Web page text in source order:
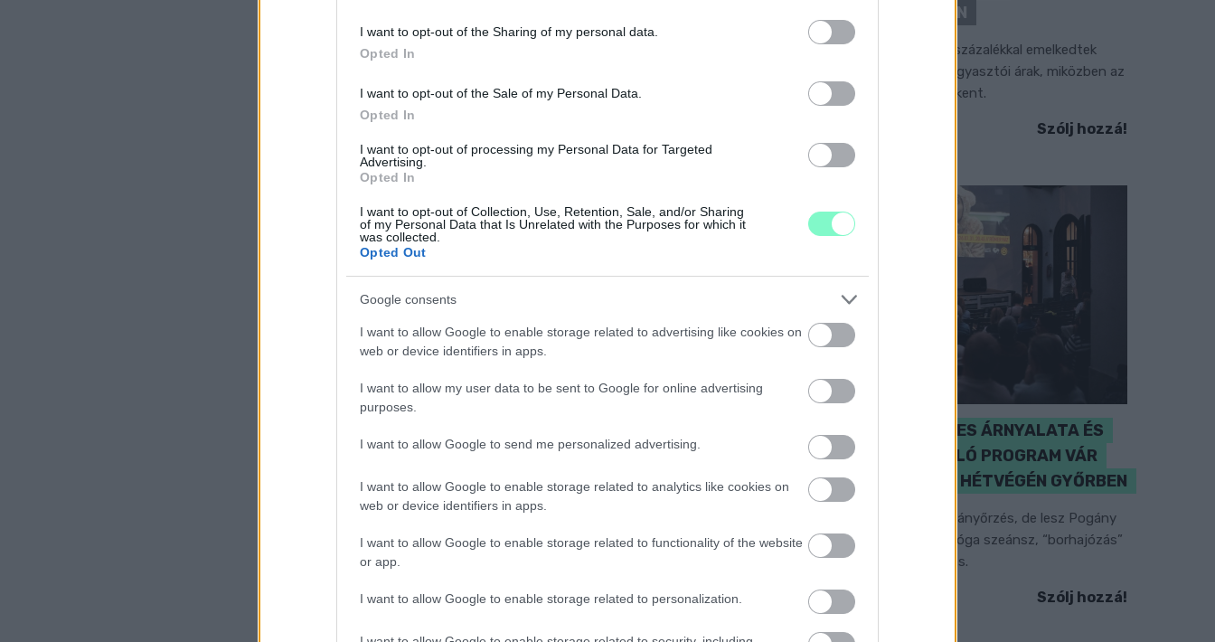
I want to opt-out of the Sharing of my personal data.
Opted In
I want to opt-out of the Sale of my Personal Data.
Opted In
I want to opt-out of processing my Personal Data for Targeted
Advertising.
Opted In
I want to opt-out of Collection, Use, Retention, Sale, and/or Sharing
of my Personal Data that Is Unrelated with the Purposes for which it
was collected.
Opted Out
Google consents
I want to allow Google to enable storage related to advertising like cookies on
web or device identifiers in apps.
I want to allow my user data to be sent to Google for online advertising
purposes.
I want to allow Google to send me personalized advertising.
I want to allow Google to enable storage related to analytics like cookies on
web or device identifiers in apps.
I want to allow Google to enable storage related to functionality of the website
or app.
I want to allow Google to enable storage related to personalization.
MAGYARORSZÁGON
Júliusban mindössze 1,2 százalékkal emelkedtek
éves összevetésben a fogyasztói árak, miközben az
élelmiszerek ára már csökkent.
Szólj hozzá!
A BAROKK ÖSSZES ÁRNYALATA ÉS
MÉG EGY SOR KIVÁLÓ PROGRAM VÁR
MINDENKIT EZEN A HÉTVÉGÉN GYŐRBEN
Középpontban a hagyományőrzés, de lesz Pogány
Induló és Majka koncert, jóga szeánsz, “borhajózás”
és egy csomó minden más.
Szólj hozzá!